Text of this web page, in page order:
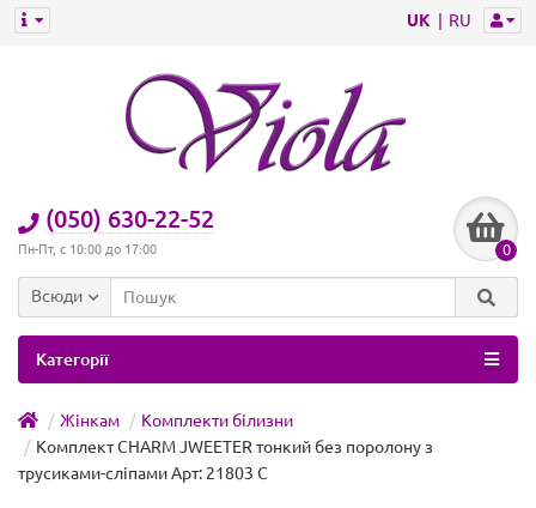
UK RU
(050) 630-22-52
Пн-Пт, с 10:00 до 17:00 0
Всюди
Категорії
Жінкам
Комплекти білизни
Комплект CHARM JWEETER тонкий без поролону з
трусиками-сліпами Арт: 21803 C